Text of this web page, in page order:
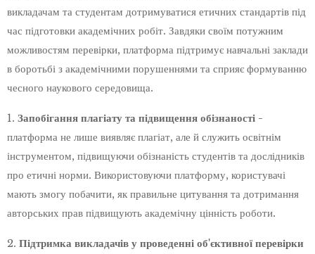
викладачам та студентам дотримуватися етичних стандартів під
час підготовки академічних робіт. Завдяки своїм потужним
можливостям перевірки, платформа підтримує навчальні заклади
в боротьбі з академічними порушеннями та сприяє формуванню
чесного наукового середовища.
1. Запобігання плагіату та підвищення обізнаності -
платформа не лише виявляє плагіат, але й служить освітнім
інструментом, підвищуючи обізнаність студентів та дослідників
про етичні норми. Використовуючи платформу, користувачі
мають змогу побачити, як правильне цитування та дотримання
авторських прав підвищують академічну цінність роботи.
2. Підтримка викладачів у проведенні об'єктивної перевірки